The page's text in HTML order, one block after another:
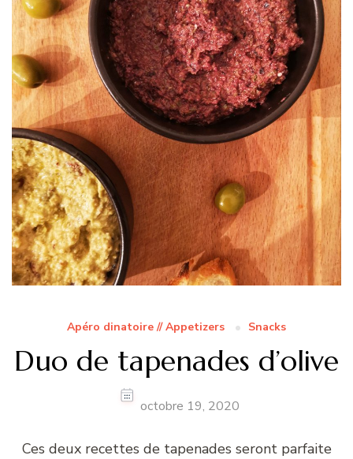
Apéro dinatoire // Appetizers Snacks
Duo de tapenades d’olive
octobre 19, 2020
Ces deux recettes de tapenades seront parfaite